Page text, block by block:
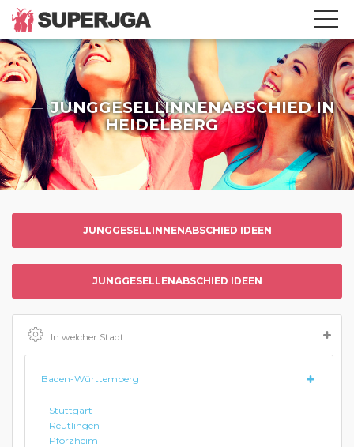
JUNGGESELLINNENABSCHIED IN
HEIDELBERG
JUNGGESELLINNENABSCHIED IDEEN
JUNGGESELLENABSCHIED IDEEN
In welcher Stadt
Baden-Württemberg
Stuttgart
Reutlingen
Pforzheim